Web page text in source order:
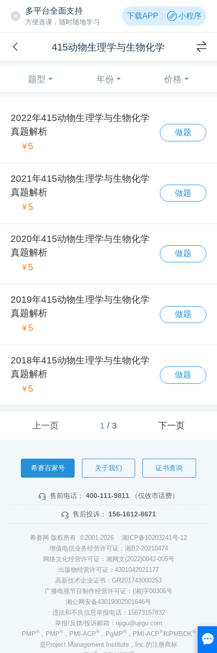
多平台全面支持
方便选课，随时随地学习
下载APP 小程序
415动物生理学与生物化学
题型 年份 价格
2022年415动物生理学与生物化学
真题解析
¥ 5
做题
2021年415动物生理学与生物化学
真题解析
¥ 5
做题
2020年415动物生理学与生物化学
真题解析
¥ 5
做题
2019年415动物生理学与生物化学
真题解析
¥ 5
做题
2018年415动物生理学与生物化学
真题解析
¥ 5
做题
上一页 1/ 3 下一页
希赛百家号 关于我们 证书查询
售前电话： 400-111-9811 （仅收市话费）
售后投诉： 156-1612-8671
希赛网 版权所有 ©2001-2026 湘ICP备10203241号-12
增值电信业务经营许可证：湘B2-20210474
网络文化经营许可证：湘网文(2022)0042-005号
出版物经营许可证：4301042021177
高新技术企业证书：GR201743000253
广播电视节目制作经营许可证：(湘)字00306号
湘公网安备43019002001646号
违法和不良信息举报电话：15673157832
举报/反馈/投诉邮箱：ujigu@ujigu.com
PMP®，PMP®，PMI-ACP®，PgMP®，PMI-ACP®和PMBOK®
是Project Management Institute，Inc.的注册商标